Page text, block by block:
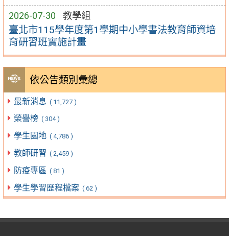
2026-07-30 教學組
臺北市115學年度第1學期中小學書法教育師資培
育研習班實施計畫
依公告類別彙總
最新消息 ( 11,727 )
榮譽榜 ( 304 )
學生園地 ( 4,786 )
教師研習 ( 2,459 )
防疫專區 ( 81 )
學生學習歷程檔案 ( 62 )